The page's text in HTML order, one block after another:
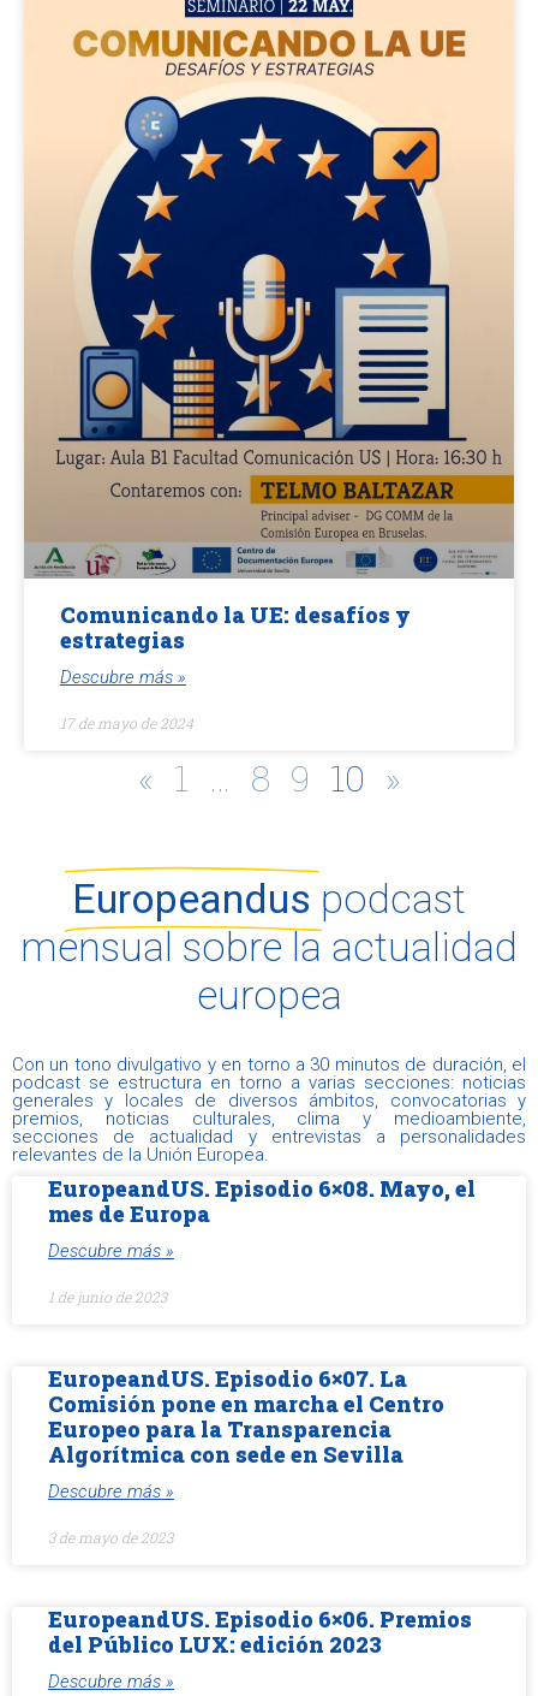
Comunicando la UE: desafíos y
estrategias
Descubre más »
17 de mayo de 2024
« 1 … 8 9 10 »
Europeandus podcast
mensual sobre la actualidad
europea
Con un tono divulgativo y en torno a 30 minutos de duración, el
podcast se estructura en torno a varias secciones: noticias
generales y locales de diversos ámbitos, convocatorias y
premios, noticias culturales, clima y medioambiente,
secciones de actualidad y entrevistas a personalidades
relevantes de la Unión Europea.
EuropeandUS. Episodio 6×08. Mayo, el
mes de Europa
Descubre más »
1 de junio de 2023
EuropeandUS. Episodio 6×07. La
Comisión pone en marcha el Centro
Europeo para la Transparencia
Algorítmica con sede en Sevilla
Descubre más »
3 de mayo de 2023
EuropeandUS. Episodio 6×06. Premios
del Público LUX: edición 2023
Descubre más »